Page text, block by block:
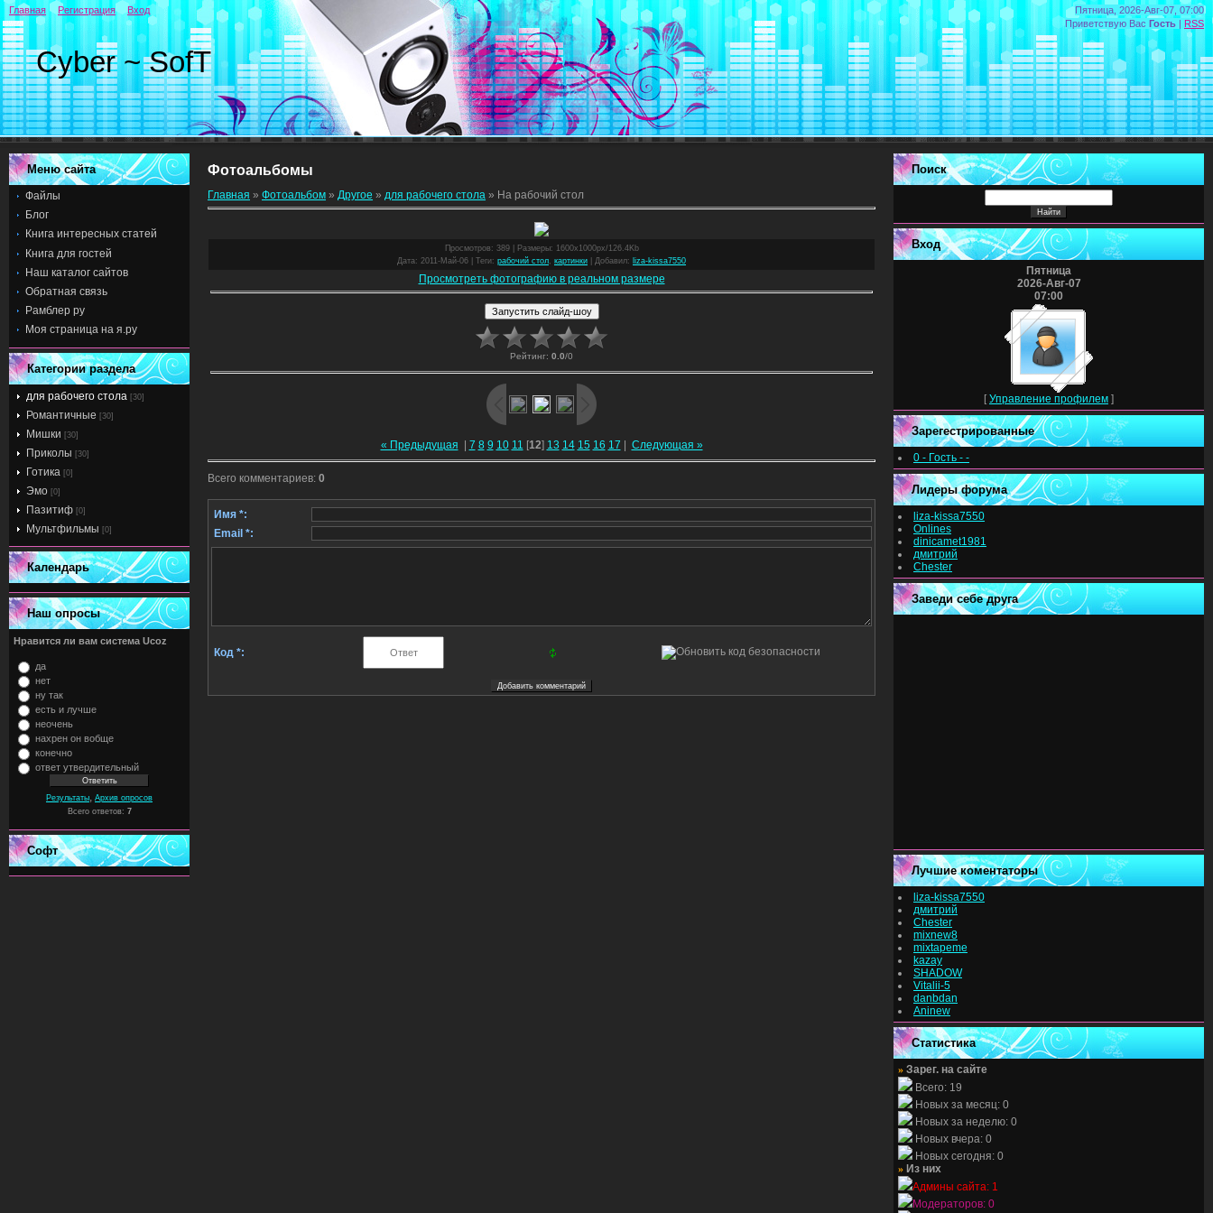
Пятница, 2026-Авг-07, 07:00
Приветствую Вас Гость | RSS
Cyber ~ SofT
Главная Регистрация Вход
Меню сайта
Файлы
Блог
Книга интересных статей
Книга для гостей
Наш каталог сайтов
Обратная связь
Рамблер ру
Моя страница на я.ру
Категории раздела
для рабочего стола [30]
Романтичные [30]
Мишки [30]
Приколы [30]
Готика [0]
Эмо [0]
Пазитиф [0]
Мультфильмы [0]
Календарь
Наш опросы
Нравится ли вам система Ucoz
да
нет
ну так
есть и лучше
неочень
нахрен он вобще
конечно
ответ утвердительный
Результаты Архив опросов
Всего ответов: 7
Софт
Фотоальбомы
Главная » Фотоальбом » Другое » для рабочего стола » На рабочий стол
Просмотров: 389 | Размеры: 1600x1000px/126.4Kb
Дата: 2011-Май-06 | Теги: рабочий стол картинки Добавил: liza-kissa7550
Просмотреть фотографию в реальном размере
Рейтинг: 0.0/0
« Предыдущая | 7 8 9 10 11 [12] 13 14 15 16 17 | Следующая »
Всего комментариев: 0
Имя *:
Email *:
Код *:
Поиск
Вход
Пятница
2026-Авг-07
07:00
[Управление профилем ]
Зарегестрированные
0 - Гость - -
Лидеры форума
liza-kissa7550
Onlines
dinicamet1981
дмитрий
Chester
Заведи себе друга
Лучшие коментаторы
liza-kissa7550
дмитрий
Chester
mixnew8
mixtapeme
kazay
SHADOW
Vitalii-5
danbdan
Aninew
Статистика
» Зарег. на сайте
Всего: 19
Новых за месяц: 0
Новых за неделю: 0
Новых вчера: 0
Новых сегодня: 0
» Из них
Админы сайта: 1
Модераторов: 0